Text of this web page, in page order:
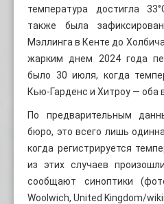
температура достигла
также была
Мэллинга в Кенте до
жарким днем ​​2024 года
было 30 июля, когда
Кью-Гарденс и Хитроу — оба
По предварительным
бюро, это всего лишь
когда регистрируется
из этих случаев
сообщают синоптики
Woolwich, United Kingdom/